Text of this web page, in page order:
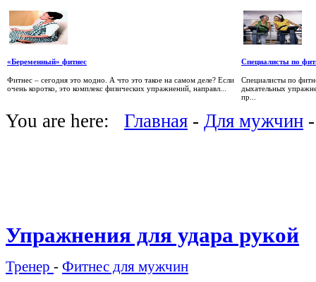
«Беременный» фитнес
Фитнес – сегодня это модно. А что это такое на самом деле? Если
очень коротко, это комплекс физических упражнений, направл...
Специалисты по
Специалисты по
дыхательных
пр...
You are here: Главная - Для мужчин
Упражнения для удара рукой
Тренер - Фитнес для мужчин